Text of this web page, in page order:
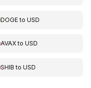
DOGEtoUSD
AVAXtoUSD
SHIB toUSD